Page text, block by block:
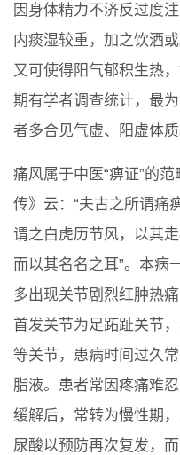
因身体精力不济反过度
内痰湿较重，加之饮酒
又可使得阳气郁积生热
期有学者调查统计，最
者多合见气虚、阳虚体质
痛风属于中医“痹证”的
传》云：“夫古之所谓痛
谓之白虎历节风，以其
而以其名名之耳”。本病
多出现关节剧烈红肿热
首发关节为足跖趾关节
等关节，患病时间过久
脂液。患者常因疼痛难
缓解后，常转为慢性期
尿酸以预防再次复发，